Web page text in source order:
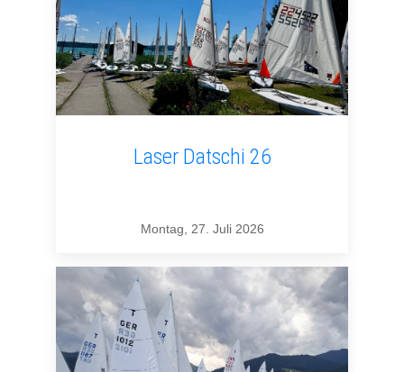
Laser Datschi 26
Montag, 27. Juli 2026